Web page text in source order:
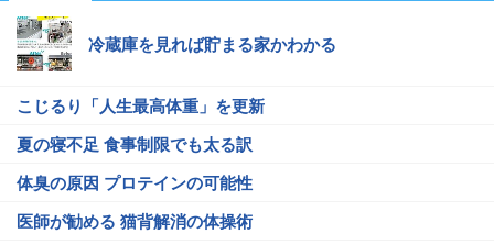
冷蔵庫を見れば貯まる家かわかる
こじるり「人生最高体重」を更新
夏の寝不足 食事制限でも太る訳
体臭の原因 プロテインの可能性
医師が勧める 猫背解消の体操術